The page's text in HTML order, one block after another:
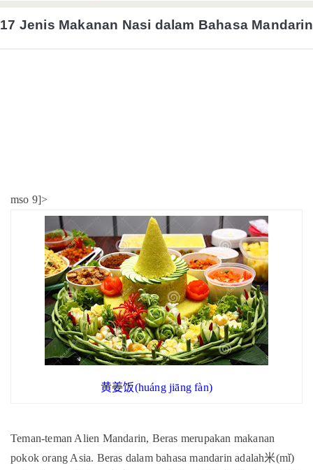
17 Jenis Makanan Nasi dalam Bahasa Mandarin
mso 9]>
黄姜饭(huáng jiāng fàn)
Teman-teman Alien Mandarin, Beras merupakan makanan
pokok orang Asia. Beras dalam bahasa mandarin adalah米(mǐ)